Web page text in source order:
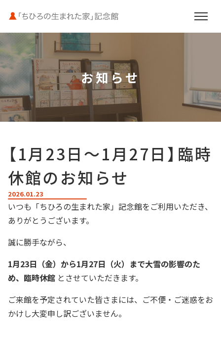
お知らせ
いわさきちひろと母文江
ご利用案内
周辺施設のご案内
0778-66-7112
お知らせ
【1月23日〜1月27日】臨時
休館のお知らせ
2026.01.23
いつも「ちひろの生まれた家」記念館をご利用いただき、
ありがとうございます。
誠に勝手ながら、
1月23日（金）から1月27日（火）まで大雪の影響のた
め、 臨時休館 とさせていただきます。
ご来館を予定されていた皆さまには、ご不便・ご迷惑をお
かけし大変申し訳ございません。